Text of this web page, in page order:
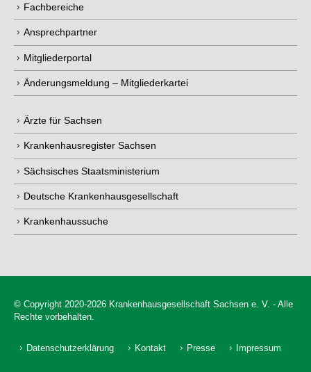
Fachbereiche
Ansprechpartner
Mitgliederportal
Änderungsmeldung – Mitgliederkartei
Ärzte für Sachsen
Krankenhausregister Sachsen
Sächsisches Staatsministerium
Deutsche Krankenhausgesellschaft
Krankenhaussuche
© Copyright 2020-2026 Krankenhausgesellschaft Sachsen e. V. - Alle
Rechte vorbehalten.
Datenschutzerklärung Kontakt Presse Impressum